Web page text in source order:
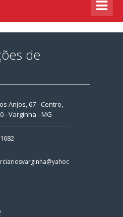
de
Anjos, 67 - Centro,
- Varginha - MG